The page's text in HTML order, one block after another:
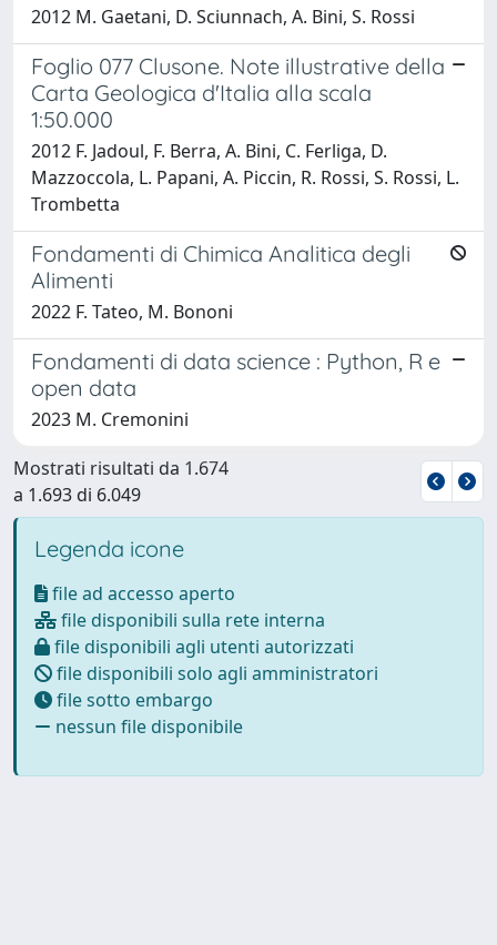
2012 M. Gaetani, D. Sciunnach, A. Bini, S. Rossi
Foglio 077 Clusone. Note illustrative della
Carta Geologica d'Italia alla scala
1:50.000
2012 F. Jadoul, F. Berra, A. Bini, C. Ferliga, D.
Mazzoccola, L. Papani, A. Piccin, R. Rossi, S. Rossi, L.
Trombetta
Fondamenti di Chimica Analitica degli
Alimenti
2022 F. Tateo, M. Bononi
Fondamenti di data science : Python, R e
open data
2023 M. Cremonini
Mostrati risultati da 1.674
a 1.693 di 6.049
Legenda icone
file ad accesso aperto
file disponibili sulla rete interna
file disponibili agli utenti autorizzati
file disponibili solo agli amministratori
file sotto embargo
nessun file disponibile